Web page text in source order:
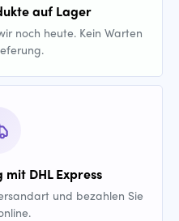
auf Lager
noch heute. Kein Warten
DHL Express
und bezahlen Sie